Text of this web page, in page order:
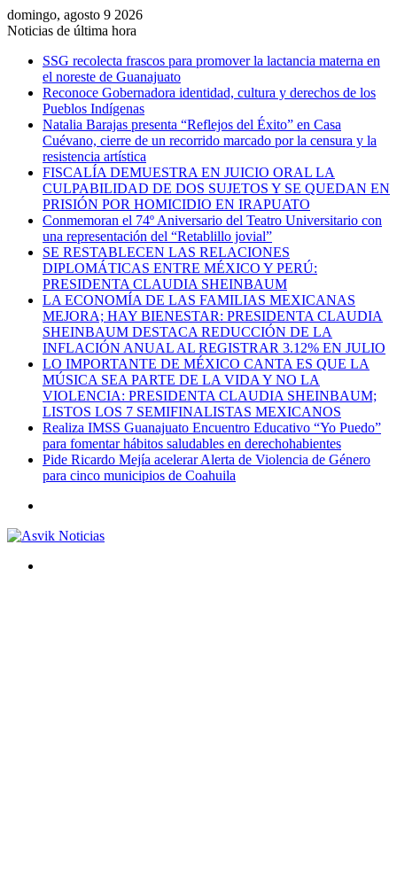
domingo, agosto 9 2026
Noticias de última hora
SSG recolecta frascos para promover la lactancia materna en
el noreste de Guanajuato
Reconoce Gobernadora identidad, cultura y derechos de los
Pueblos Indígenas
Natalia Barajas presenta “Reflejos del Éxito” en Casa
Cuévano, cierre de un recorrido marcado por la censura y la
resistencia artística
FISCALÍA DEMUESTRA EN JUICIO ORAL LA
CULPABILIDAD DE DOS SUJETOS Y SE QUEDAN EN
PRISIÓN POR HOMICIDIO EN IRAPUATO
Conmemoran el 74º Aniversario del Teatro Universitario con
una representación del “Retablillo jovial”
SE RESTABLECEN LAS RELACIONES
DIPLOMÁTICAS ENTRE MÉXICO Y PERÚ:
PRESIDENTA CLAUDIA SHEINBAUM
LA ECONOMÍA DE LAS FAMILIAS MEXICANAS
MEJORA; HAY BIENESTAR: PRESIDENTA CLAUDIA
SHEINBAUM DESTACA REDUCCIÓN DE LA
INFLACIÓN ANUAL AL REGISTRAR 3.12% EN JULIO
LO IMPORTANTE DE MÉXICO CANTA ES QUE LA
MÚSICA SEA PARTE DE LA VIDA Y NO LA
VIOLENCIA: PRESIDENTA CLAUDIA SHEINBAUM;
LISTOS LOS 7 SEMIFINALISTAS MEXICANOS
Realiza IMSS Guanajuato Encuentro Educativo “Yo Puedo”
para fomentar hábitos saludables en derechohabientes
Pide Ricardo Mejía acelerar Alerta de Violencia de Género
para cinco municipios de Coahuila